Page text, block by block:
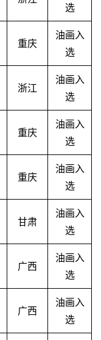
选
重庆
油画入
选
浙江
油画入
选
重庆
油画入
选
重庆
油画入
选
甘肃
油画入
选
广西
油画入
选
广西
油画入
选